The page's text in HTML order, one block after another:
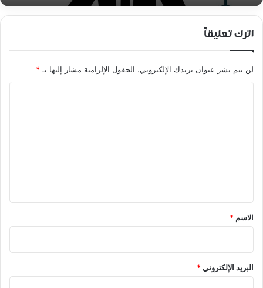
اترك تعليقاً
لن يتم نشر عنوان بريدك الإلكتروني. الحقول الإلزامية مشار إليها بـ*
*
الاسم *
البريد الإلكتروني*